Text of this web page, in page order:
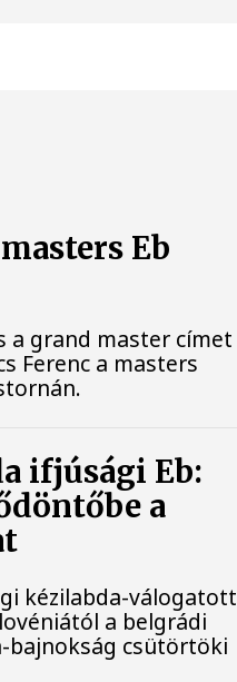
Eb
a grand master címet
Ferenc a masters
ifjúsági Eb:
a
kézilabda-válogatott
a belgrádi
bajnokság csütörtöki